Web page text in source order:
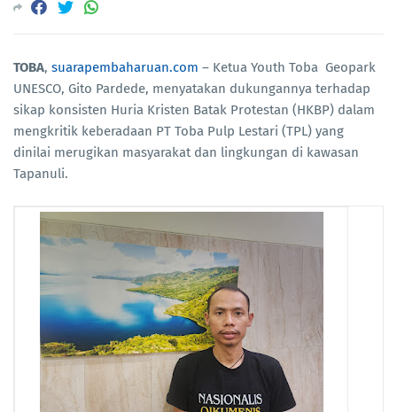
TOBA, suarapembaharuan.com – Ketua Youth Toba Geopark
UNESCO, Gito Pardede, menyatakan dukungannya terhadap
sikap konsisten Huria Kristen Batak Protestan (HKBP) dalam
mengkritik keberadaan PT Toba Pulp Lestari (TPL) yang
dinilai merugikan masyarakat dan lingkungan di kawasan
Tapanuli.